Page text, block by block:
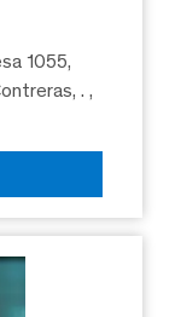
1055,
.,